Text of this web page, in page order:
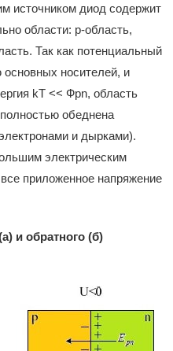
источником диод содержит
области: p-область,
Так как потенциальный
основных носителей, и
kT << Фpn, область
обеднена
и дырками).
электрическим
приложенное напряжение
и обратного (б)